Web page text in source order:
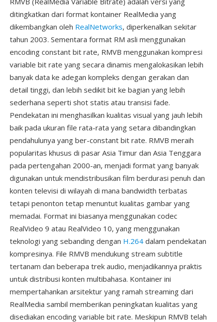
ditingkatkan dari format kontainer RealMedia yang
dikembangkan oleh RealNetworks, diperkenalkan sekitar
tahun 2003. Sementara format RM asli menggunakan
encoding constant bit rate, RMVB menggunakan kompresi
variable bit rate yang secara dinamis mengalokasikan lebih
banyak data ke adegan kompleks dengan gerakan dan
detail tinggi, dan lebih sedikit bit ke bagian yang lebih
sederhana seperti shot statis atau transisi fade.
Pendekatan ini menghasilkan kualitas visual yang jauh lebih
baik pada ukuran file rata-rata yang setara dibandingkan
pendahulunya yang ber-constant bit rate. RMVB meraih
popularitas khusus di pasar Asia Timur dan Asia Tenggara
pada pertengahan 2000-an, menjadi format yang banyak
digunakan untuk mendistribusikan film berdurasi penuh dan
konten televisi di wilayah di mana bandwidth terbatas
tetapi penonton tetap menuntut kualitas gambar yang
memadai. Format ini biasanya menggunakan codec
RealVideo 9 atau RealVideo 10, yang menggunakan
teknologi yang sebanding dengan H.264 dalam pendekatan
kompresinya. File RMVB mendukung stream subtitle
tertanam dan beberapa trek audio, menjadikannya praktis
untuk distribusi konten multibahasa. Kontainer ini
mempertahankan arsitektur yang ramah streaming dari
RealMedia sambil memberikan peningkatan kualitas yang
disediakan encoding variable bit rate. Meskipun RMVB telah